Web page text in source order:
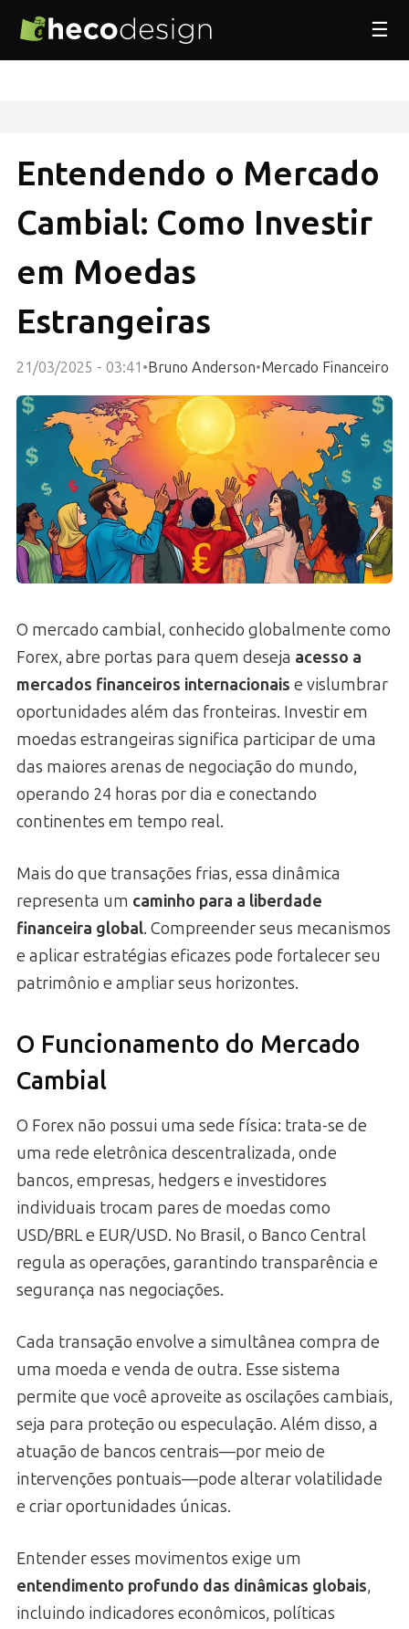
☰
Entendendo o Mercado
Cambial: Como Investir
em Moedas
Estrangeiras
21/03/2025 - 03:41 •Bruno Anderson•Mercado Financeiro
O mercado cambial, conhecido globalmente como
Forex, abre portas para quem deseja acesso a
mercados financeiros internacionais e vislumbrar
oportunidades além das fronteiras. Investir em
moedas estrangeiras significa participar de uma
das maiores arenas de negociação do mundo,
operando 24 horas por dia e conectando
continentes em tempo real.
Mais do que transações frias, essa dinâmica
representa um caminho para a liberdade
financeira global. Compreender seus mecanismos
e aplicar estratégias eficazes pode fortalecer seu
patrimônio e ampliar seus horizontes.
O Funcionamento do Mercado
Cambial
O Forex não possui uma sede física: trata-se de
uma rede eletrônica descentralizada, onde
bancos, empresas, hedgers e investidores
individuais trocam pares de moedas como
USD/BRL e EUR/USD. No Brasil, o Banco Central
regula as operações, garantindo transparência e
segurança nas negociações.
Cada transação envolve a simultânea compra de
uma moeda e venda de outra. Esse sistema
permite que você aproveite as oscilações cambiais,
seja para proteção ou especulação. Além disso, a
atuação de bancos centrais—por meio de
intervenções pontuais—pode alterar volatilidade
e criar oportunidades únicas.
Entender esses movimentos exige um
entendimento profundo das dinâmicas globais,
incluindo indicadores econômicos, políticas